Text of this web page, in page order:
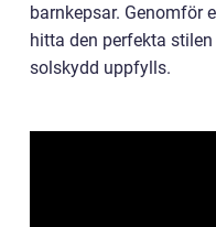
barnkepsar. Genomför
hitta den perfekta
solskydd uppfylls.